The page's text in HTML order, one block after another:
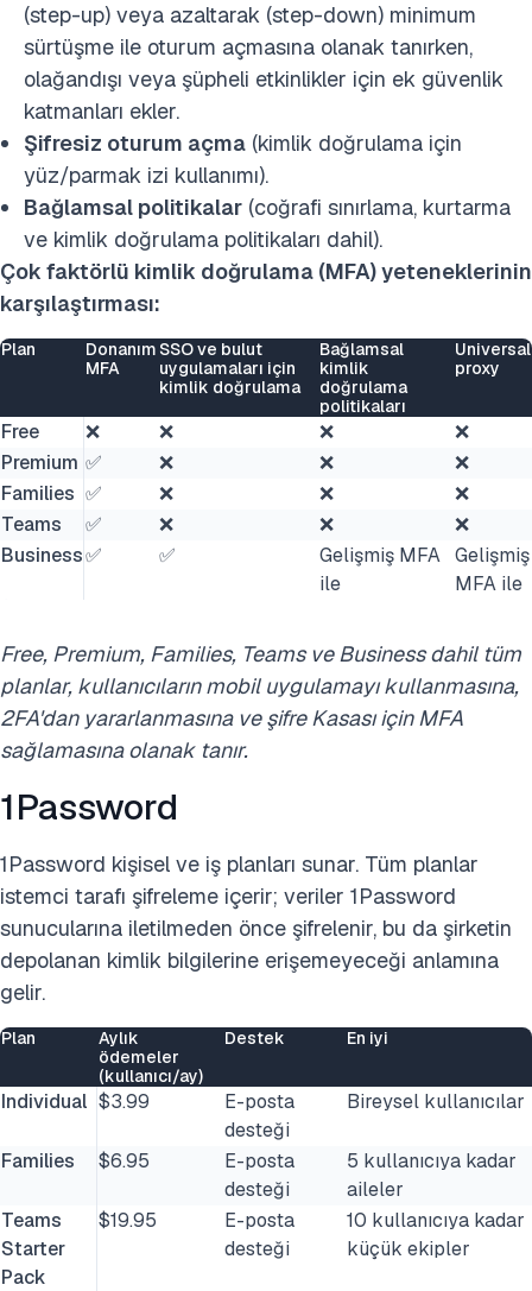
(step-up) veya azaltarak (step-down) minimum
sürtüşme ile oturum açmasına olanak tanırken,
olağandışı veya şüpheli etkinlikler için ek güvenlik
katmanları ekler.
Şifresiz oturum açma (kimlik doğrulama için
yüz/parmak izi kullanımı).
Bağlamsal politikalar (coğrafi sınırlama, kurtarma
ve kimlik doğrulama politikaları dahil).
Çok faktörlü kimlik doğrulama (MFA) yeteneklerinin
karşılaştırması:
Plan
Donanım
MFA
SSO ve bulut
uygulamaları için
kimlik doğrulama
Bağlamsal
kimlik
doğrulama
politikaları
Universal
proxy
Free ❌ ❌ ❌
❌
Premium ✅ ❌ ❌
❌
Families ✅ ❌ ❌
❌
Teams
✅ ❌ ❌
❌
Business✅ ✅
Gelişmiş MFA
ile
Gelişmiş
MFA ile
Free, Premium, Families, Teams ve Business dahil tüm
planlar, kullanıcıların mobil uygulamayı kullanmasına,
2FA'dan yararlanmasına ve şifre Kasası için MFA
sağlamasına olanak tanır.
1Password
1Password kişisel ve iş planları sunar. Tüm planlar
istemci tarafı şifreleme içerir; veriler 1Password
sunucularına iletilmeden önce şifrelenir, bu da şirketin
depolanan kimlik bilgilerine erişemeyeceği anlamına
gelir.
Plan
Aylık
ödemeler
(kullanıcı/ay)
Destek En iyi
Individual $3.99
E-posta
desteği
Bireysel kullanıcılar
Families $6.95
E-posta
desteği
5 kullanıcıya kadar
aileler
Teams
Starter
Pack
$19.95
E-posta
desteği
10 kullanıcıya kadar
küçük ekipler